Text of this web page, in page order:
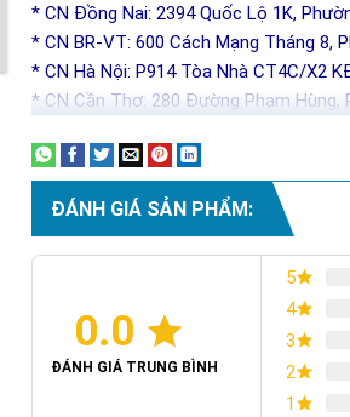
* CN Đồng Nai: 2394 Quốc Lộ 1K,
* CN BR-VT: 600 Cách Mạng Tháng 8,
* CN Hà Nội: P914 Tòa Nhà CT4C/X2
* CN Cần Thơ: 280 Đường Phạm Hùng,
ĐÁNH GIÁ SẢN PHẨM:
0.0
ĐÁNH GIÁ TRUNG BÌNH
5
4
3
2
1